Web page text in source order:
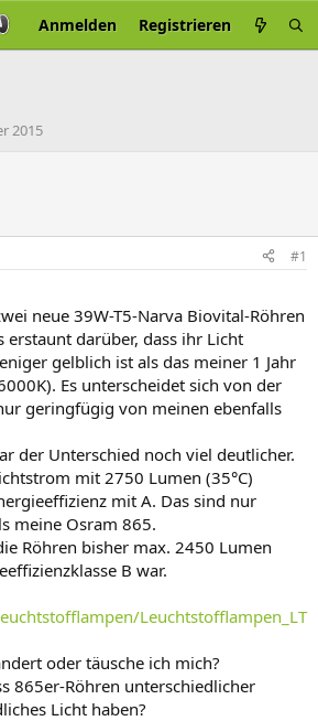
Anmelden Registrieren
2015
#1
neue 39W-T5-Narva Biovital-Röhren
darüber, dass ihr Licht
gelblich ist als das meiner 1 Jahr
Es unterscheidet sich von der
geringfügig von meinen ebenfalls
der Unterschied noch viel deutlicher.
mit 2750 Lumen (35°C)
mit A. Das sind nur
meine Osram 865.
Röhren bisher max. 2450 Lumen
B war.
Leuchtstofflampen_LT
oder täusche ich mich?
865er-Röhren unterschiedlicher
Licht haben?